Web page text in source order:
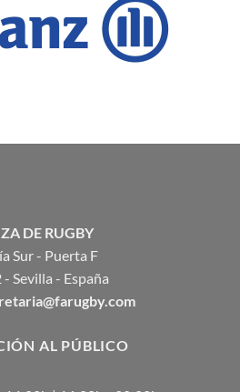
DE RUGBY
Sur - Puerta F
Sevilla - España
AL PÚBLICO